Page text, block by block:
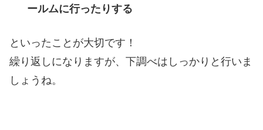
ールムに行ったりする
といったことが大切です！
繰り返しになりますが、下調べはしっかりと行いま
しょうね。